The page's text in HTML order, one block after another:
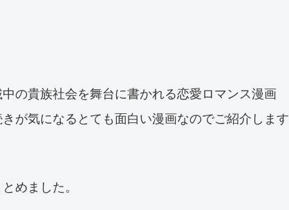
の貴族社会を舞台に書かれる恋愛ロマンス漫画
が気になるとても面白い漫画なのでご紹介します
めました。